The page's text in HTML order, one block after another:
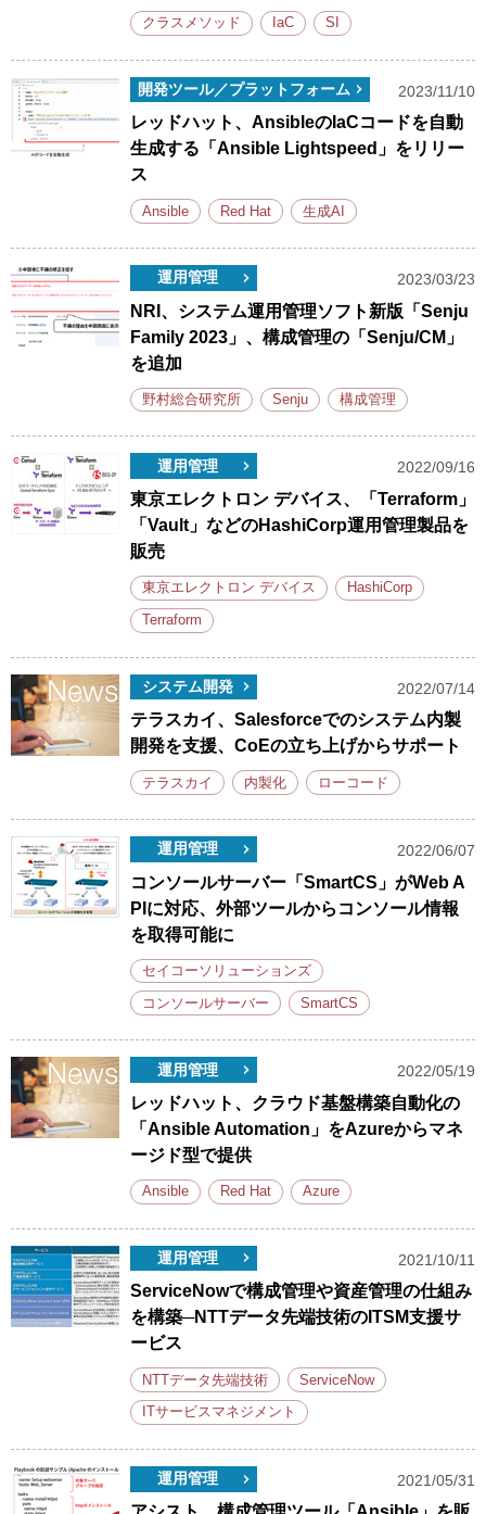
クラスメソッド IaC SI
開発ツール／プラットフォーム 2023/11/10
レッドハット、AnsibleのIaCコードを自動
生成する「Ansible Lightspeed」をリリー
ス
Ansible Red Hat 生成AI
運用管理 2023/03/23
NRI、システム運用管理ソフト新版「Senju
Family 2023」、構成管理の「Senju/CM」
を追加
野村総合研究所 Senju 構成管理
運用管理 2022/09/16
東京エレクトロン デバイス、「Terraform」
「Vault」などのHashiCorp運用管理製品を
販売
東京エレクトロン デバイス HashiCorp
Terraform
システム開発 2022/07/14
テラスカイ、Salesforceでのシステム内製
開発を支援、CoEの立ち上げからサポート
テラスカイ 内製化 ローコード
運用管理 2022/06/07
コンソールサーバー「SmartCS」がWeb A
PIに対応、外部ツールからコンソール情報
を取得可能に
セイコーソリューションズ
コンソールサーバー SmartCS
運用管理 2022/05/19
レッドハット、クラウド基盤構築自動化の
「Ansible Automation」をAzureからマネ
ージド型で提供
Ansible Red Hat Azure
運用管理 2021/10/11
ServiceNowで構成管理や資産管理の仕組み
を構築─NTTデータ先端技術のITSM支援サ
ービス
NTTデータ先端技術 ServiceNow
ITサービスマネジメント
運用管理 2021/05/31